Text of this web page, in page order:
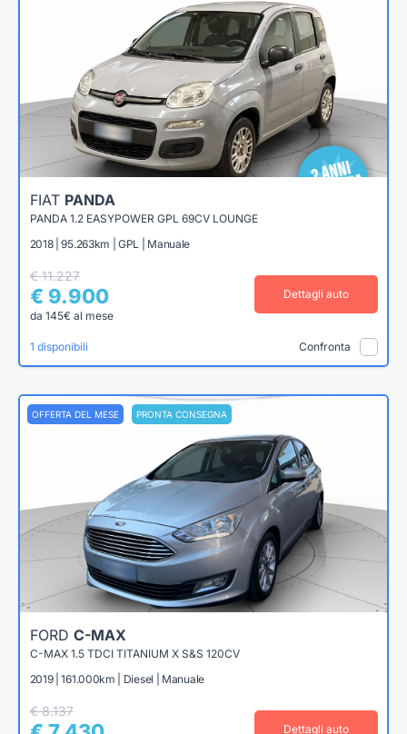
FIAT PANDA
PANDA 1.2 EASYPOWER GPL 69CV LOUNGE
2018 | 95.263km | GPL | Manuale
€ 11.227
€ 9.900
da 145€ al mese
Dettagli auto
1 disponibili Confronta
OFFERTA DEL MESE PRONTA CONSEGNA
FORD C-MAX
C-MAX 1.5 TDCI TITANIUM X S&S 120CV
2019 | 161.000km | Diesel | Manuale
€ 8.137
Dettagli auto